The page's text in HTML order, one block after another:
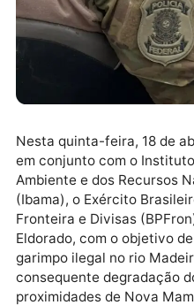
Nesta quinta-feira, 18
em conjunto com o
Ambiente e dos